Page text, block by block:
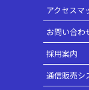
アクセスマ
お問い合わ
採用案内
通信販売シ